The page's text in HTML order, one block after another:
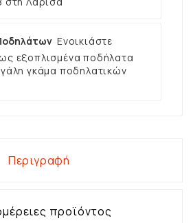
Ενοικιάστε
εξοπλισμένα ποδήλατα
γκάμα ποδηλατικών
Περιγραφή
προϊόντος